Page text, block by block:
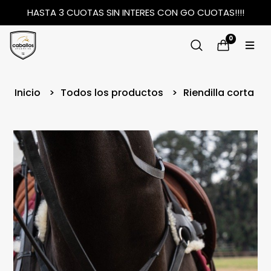
HASTA 3 CUOTAS SIN INTERES CON GO CUOTAS!!!!
0
Inicio Todos los productos Riendilla corta